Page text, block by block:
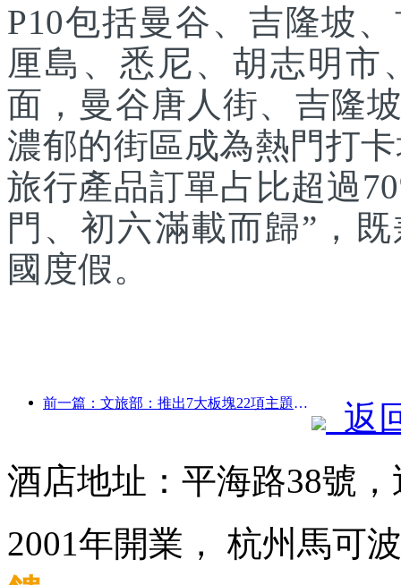
P10包括曼谷、吉隆坡
厘島、悉尼、胡志明市
面，曼谷唐人街、吉隆
濃郁的街區成為熱門打
旅行產品訂單占比超過
門、初六滿載而歸”，
國度假。
前一篇：文旅部：推出7大板塊22項主題活動
返
酒店地址：平海路38號
2001年開業， 杭州馬